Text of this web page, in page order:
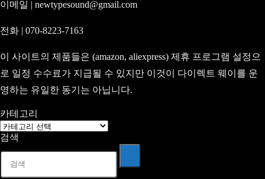
이메일 | newtypesound@gmail.com
전화 | 070-8223-7163
이 사이트의 제품들은 (amazon, aliexpress) 제휴 프로그램 설정으
로 일정 수수료가 지급될 수 있지만 이것이 다이렉트 웨이를 운
영하는 유일한 동기는 아닙니다.
카테고리
카
테
고
검색